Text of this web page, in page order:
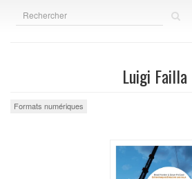
Luigi Failla
Formats numériques